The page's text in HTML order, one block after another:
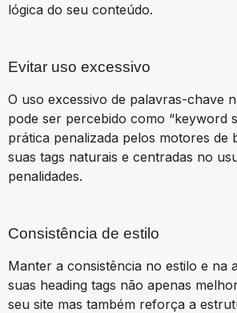
lógica do seu conteúdo.
Evitar uso excessivo
O uso excessivo de palavras-chave
pode ser percebido como “keyword
prática penalizada pelos motores de
suas tags naturais e centradas no
penalidades.
Consistência de estilo
Manter a consistência no estilo e na
suas heading tags não apenas
seu site mas também reforça a